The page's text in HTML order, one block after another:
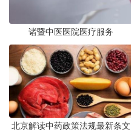
诸暨中医医院医疗服务
北京解读中药政策法规最新条文